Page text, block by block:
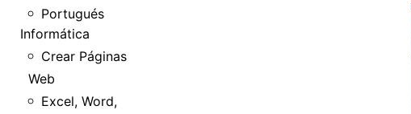
Portugués
Informática
Crear Páginas
Web
Excel, Word,